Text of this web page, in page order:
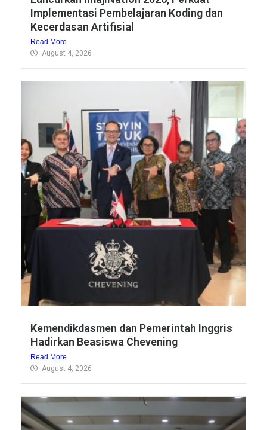
Implementasi Pembelajaran Koding dan
Kecerdasan Artifisial
Read More
August 4, 2026
Kemendikdasmen dan Pemerintah Inggris
Hadirkan Beasiswa Chevening
Read More
August 4, 2026